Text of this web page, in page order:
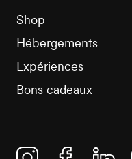
Shop
Hébergements
Expériences
Bons cadeaux